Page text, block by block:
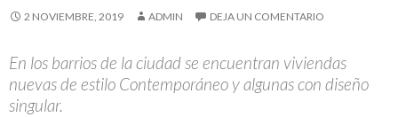
2 NOVIEMBRE, 2019 ADMIN DEJA UN COMENTARIO
En los barrios de la ciudad se encuentran viviendas
nuevas de estilo Contemporáneo y algunas con diseño
singular.